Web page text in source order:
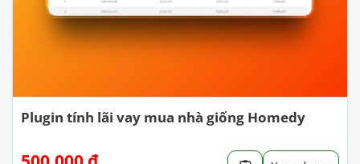
Plugin tính lãi vay mua nhà giống Homedy